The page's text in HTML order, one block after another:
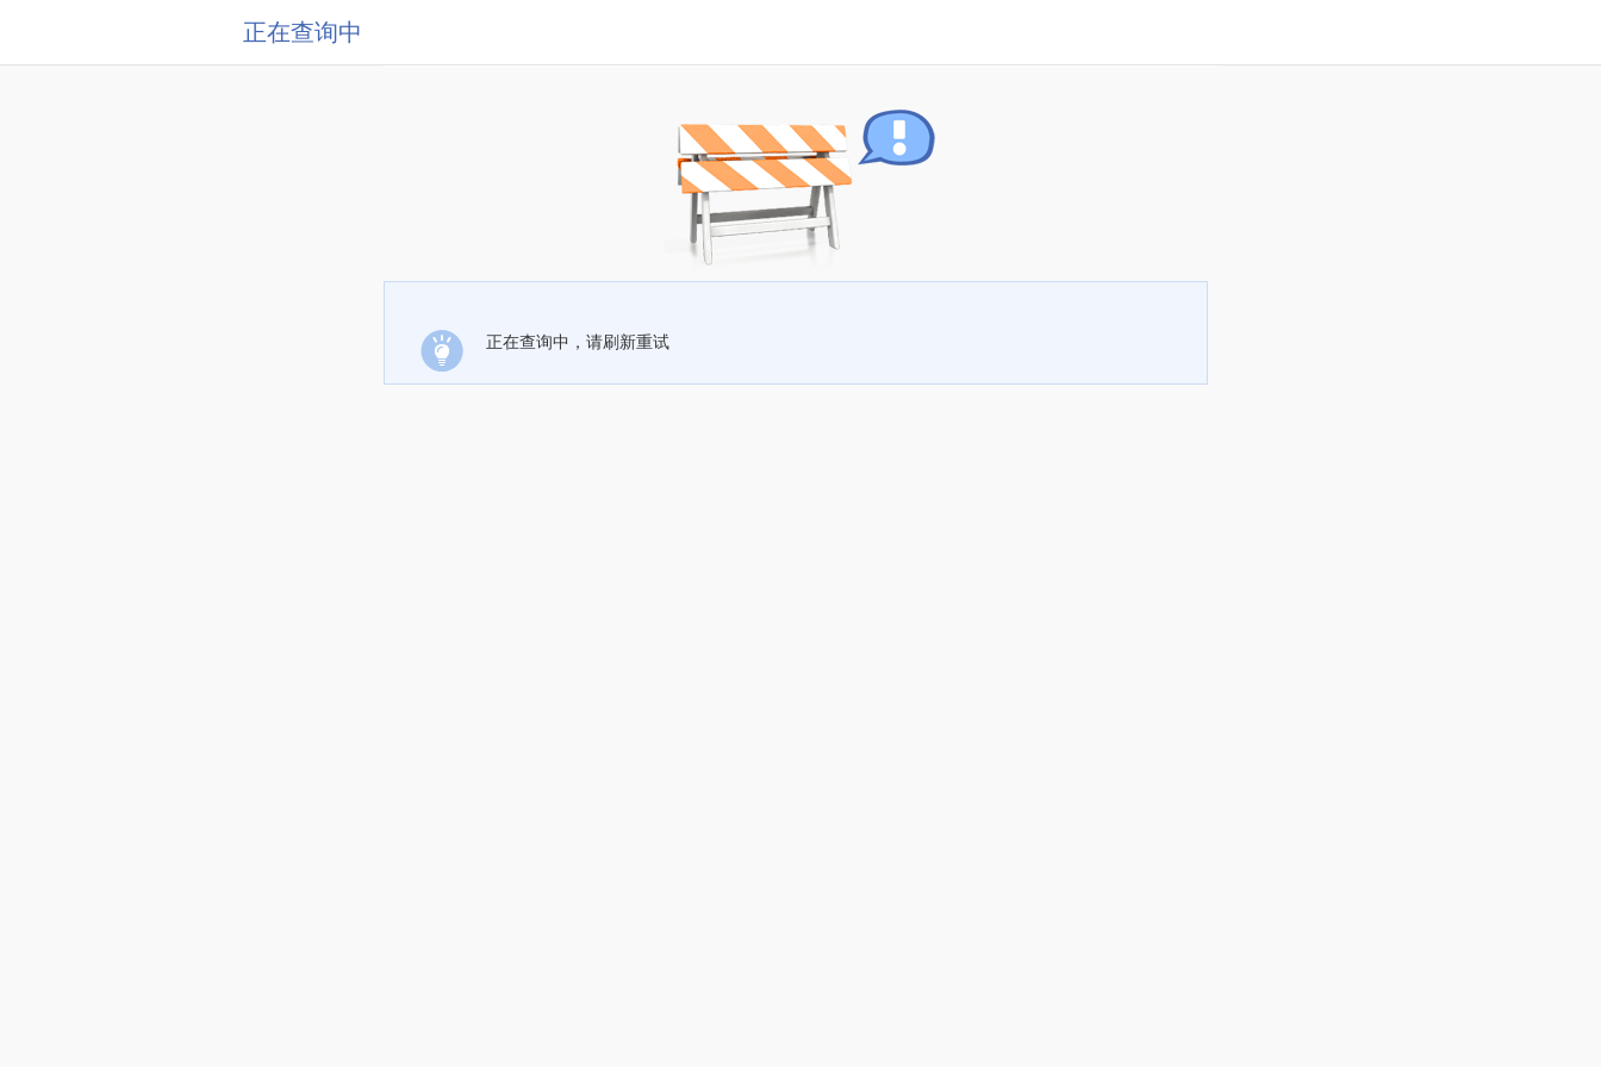
正在查询中
正在查询中，请刷新重试